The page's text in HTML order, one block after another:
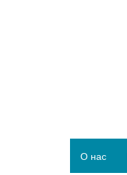
О нас